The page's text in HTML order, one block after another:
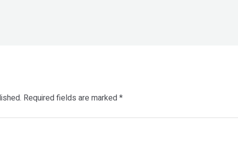
Required fields are marked*